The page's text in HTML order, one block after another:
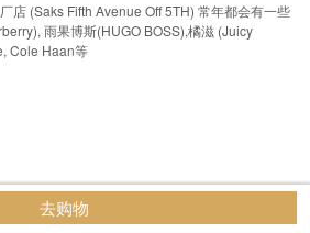
店 (Saks Fifth Avenue Off 5TH) 常年都会有一些
雨果博斯(HUGO BOSS),橘滋 (Juicy
Cole Haan等
去购物